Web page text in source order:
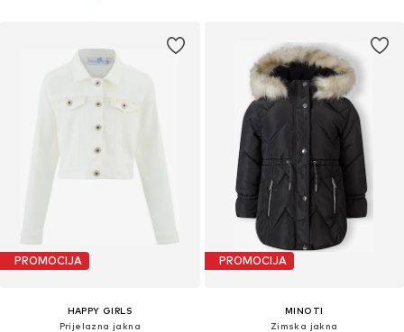
PROMOCIJA
HAPPY GIRLS
Prijelazna jakna
PROMOCIJA
MINOTI
Zimska jakna